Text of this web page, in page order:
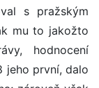
s pražským
mu to jakožto
hodnocení
jeho první, dalo